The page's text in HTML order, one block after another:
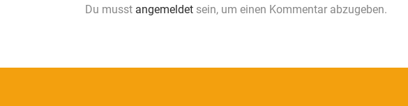
Du musst angemeldet sein, um einen Kommentar abzugeben.